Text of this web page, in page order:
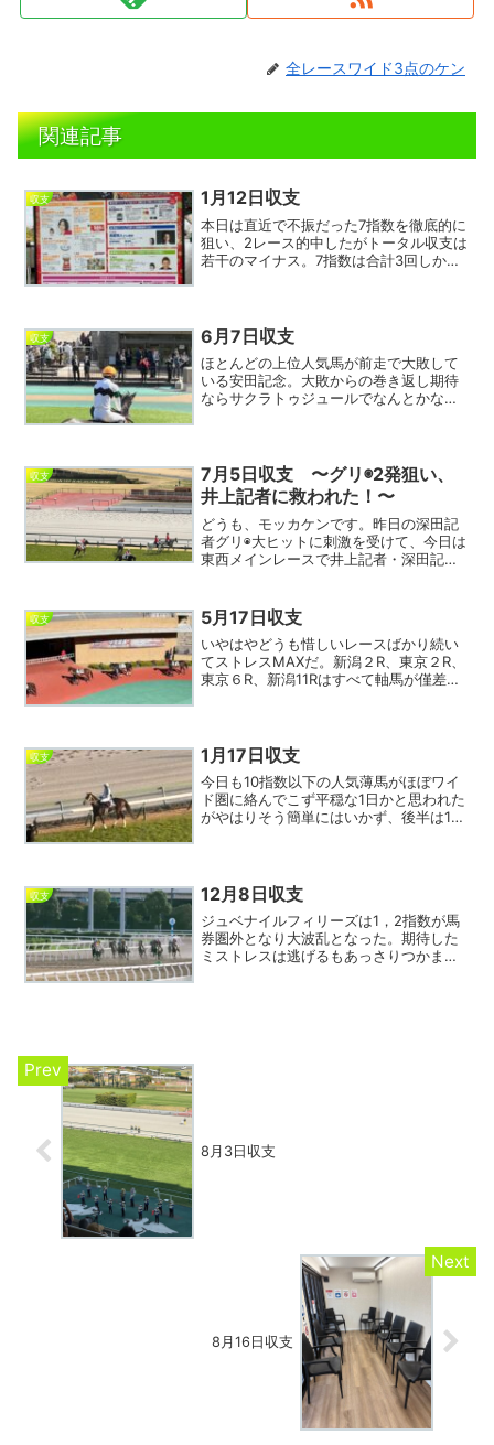
全レースワイド3点のケン
関連記事
収支 1月12日収支
本日は直近で不振だった7指数を徹底的に
狙い、2レース的中したがトータル収支は
若干のマイナス。7指数は合計3回しかワ
数⑰エリセイラが...
収支 6月7日収支
ほとんどの上位人気馬が前走で大敗して
いる安田記念。大敗からの巻き返し期待
ならサクラトゥジュールでなんとかなら
り替わった人気の⑬は...
収支
7月5日収支 〜グリ◉2発狙い、
井上記者に救われた！〜
どうも、モッカケンです。昨日の深田記
者グリ◉大ヒットに刺激を受けて、今日は
東西メインレースで井上記者・深田記者
いましたが、井上記者のストレングスが
小崎騎手がぶったたい...
収支 5月17日収支
いやはやどうも惜しいレースばかり続い
てストレスMAXだ。新潟２R、東京２R、
東京６R、新潟11Rはすべて軸馬が僅差の
３R、京都４R...
収支 1月17日収支
今日も10指数以下の人気薄馬がほぼワイ
ド圏に絡んでこず平穏な1日かと思われた
がやはりそう簡単にはいかず、後半は16
けで後半6レー...
収支 12月8日収支
ジュベナイルフィリーズは1，2指数が馬
券圏外となり大波乱となった。期待した
ミストレスは逃げるもあっさりつかまり8
8月3日収支
8月16日収支